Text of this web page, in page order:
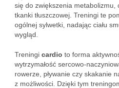
się do zwiększenia metabolizmu,
tkanki tłuszczowej. Treningi te
ogólnej sylwetki, nadając ciału
wygląd.
Treningi cardio to forma
wytrzymałość sercowo-
rowerze, pływanie czy skakanie
z możliwości. Dzięki tym